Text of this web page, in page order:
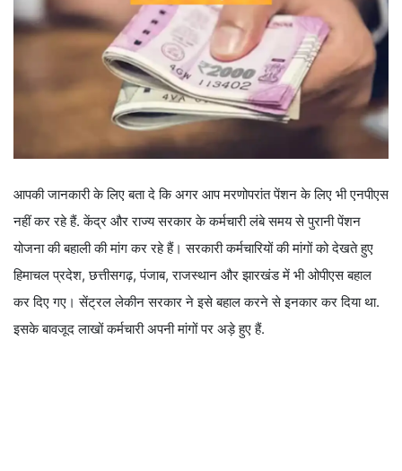
आपकी जानकारी के लिए बता दे कि अगर आप मरणोपरांत पेंशन के लिए भी एनपीएस
नहीं कर रहे हैं. केंद्र और राज्य सरकार के कर्मचारी लंबे समय से पुरानी पेंशन
योजना की बहाली की मांग कर रहे हैं। सरकारी कर्मचारियों की मांगों को देखते हुए
हिमाचल प्रदेश, छत्तीसगढ़, पंजाब, राजस्थान और झारखंड में भी ओपीएस बहाल
कर दिए गए। सेंट्रल लेकीन सरकार ने इसे बहाल करने से इनकार कर दिया था.
इसके बावजूद लाखों कर्मचारी अपनी मांगों पर अड़े हुए हैं.